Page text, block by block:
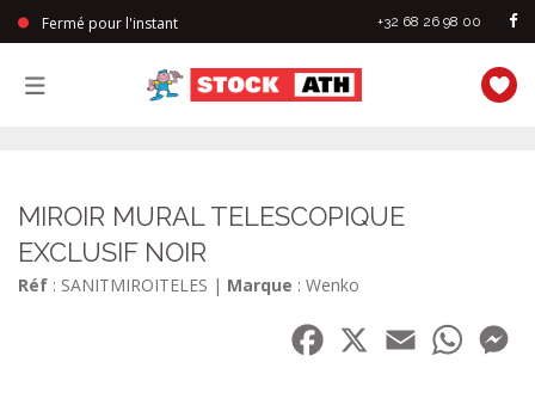
Fermé pour l'instant +32 68 26 98 00
MIROIR MURAL TELESCOPIQUE
EXCLUSIF NOIR
Réf : SANITMIROITELES | Marque : Wenko
Facebook
Email